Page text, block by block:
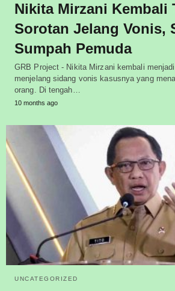
Nikita Mirzani Kembali
Sorotan Jelang Vonis,
Sumpah Pemuda
GRB Project - Nikita Mirzani kembali
menjelang sidang vonis kasusnya yang
orang. Di tengah…
10 months ago
UNCATEGORIZED